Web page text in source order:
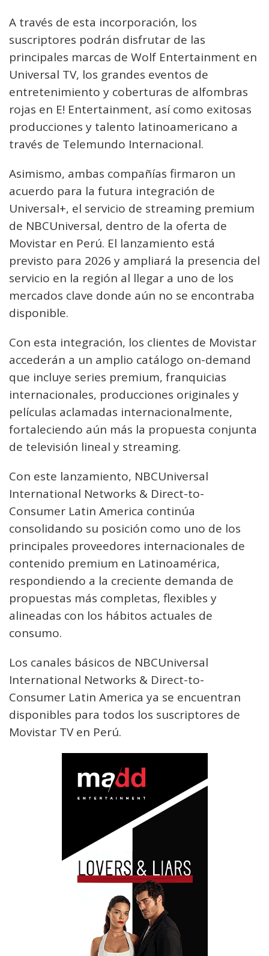
A través de esta incorporación, los
suscriptores podrán disfrutar de las
principales marcas de Wolf Entertainment en
Universal TV, los grandes eventos de
entretenimiento y coberturas de alfombras
rojas en E! Entertainment, así como exitosas
producciones y talento latinoamericano a
través de Telemundo Internacional.
Asimismo, ambas compañías firmaron un
acuerdo para la futura integración de
Universal+, el servicio de streaming premium
de NBCUniversal, dentro de la oferta de
Movistar en Perú. El lanzamiento está
previsto para 2026 y ampliará la presencia del
servicio en la región al llegar a uno de los
mercados clave donde aún no se encontraba
disponible.
Con esta integración, los clientes de Movistar
accederán a un amplio catálogo on-demand
que incluye series premium, franquicias
internacionales, producciones originales y
películas aclamadas internacionalmente,
fortaleciendo aún más la propuesta conjunta
de televisión lineal y streaming.
Con este lanzamiento, NBCUniversal
International Networks & Direct-to-
Consumer Latin America continúa
consolidando su posición como uno de los
principales proveedores internacionales de
contenido premium en Latinoamérica,
respondiendo a la creciente demanda de
propuestas más completas, flexibles y
alineadas con los hábitos actuales de
consumo.
Los canales básicos de NBCUniversal
International Networks & Direct-to-
Consumer Latin America ya se encuentran
disponibles para todos los suscriptores de
Movistar TV en Perú.